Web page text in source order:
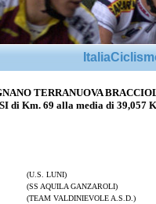
TERRANUOVA
di Km. 69 alla media di 39,057
(U.S. LUNI)
(SS AQUILA GANZAROLI)
(TEAM VALDINIEVOLE A.S.D.)